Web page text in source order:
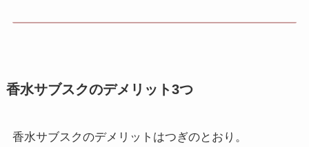
香水サブスクのデメリット3つ
香水サブスクのデメリットはつぎのとおり。